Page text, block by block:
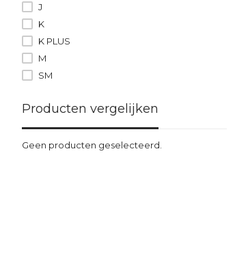
J
K
K PLUS
M
SM
Producten vergelijken
Geen producten geselecteerd.